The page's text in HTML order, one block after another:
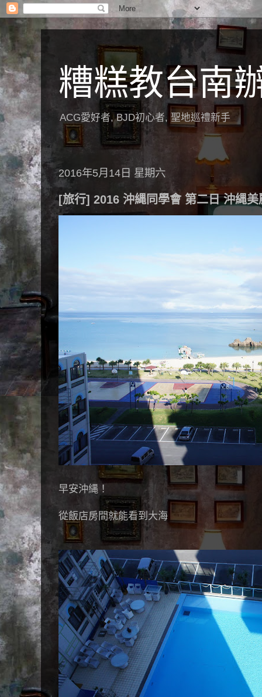
糟糕教台南
ACG愛好者, BJD初心者, 聖地巡禮新手
2016年5月14日 星期六
[旅行] 2016 沖縄同學會 第二日 沖縄
早安沖縄！
從飯店房間就能看到大海